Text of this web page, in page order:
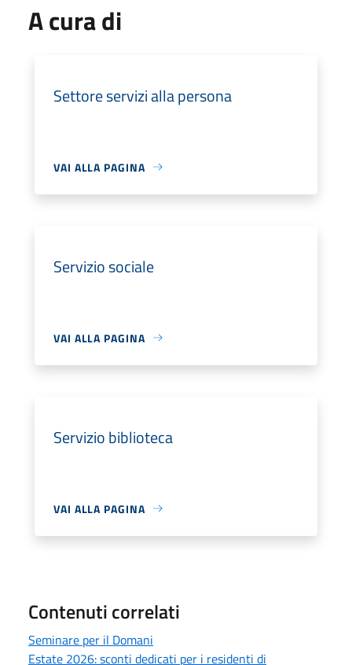
A cura di
Settore servizi alla persona
VAI ALLA PAGINA
Servizio sociale
VAI ALLA PAGINA
Servizio biblioteca
VAI ALLA PAGINA
Contenuti correlati
Seminare per il Domani
Estate 2026: sconti dedicati per i residenti di